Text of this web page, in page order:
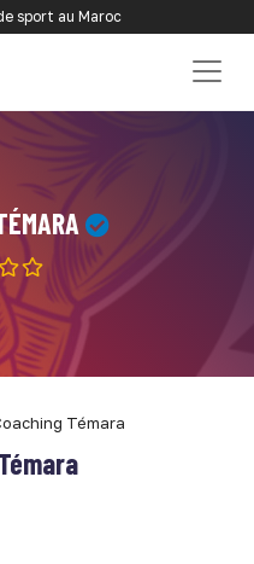
sport au Maroc
Témara